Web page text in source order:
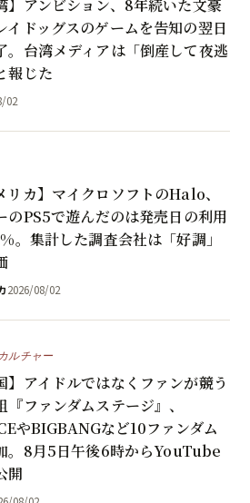
】アンビション、8年続いた文豪
イドッグスのゲームを告知の翌日
。台湾メディアは「倒産して夜逃
報じた
02
リカ】マイクロソフトのHalo、
のPS5で遊んだのは発売日の利用
。集計した調査会社は「好調」
2026/08/02
ルチャー
】アイドルではなくファンが競う
『ファンダムステージ』、
やBIGBANGなど10ファンダム
。8月5日午後6時からYouTube
開